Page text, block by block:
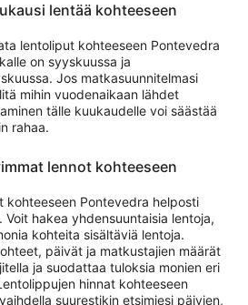
lentää kohteeseen
lentoliput kohteeseen Pontevedra
on syyskuussa ja
Jos matkasuunnitelmasi
mihin vuodenaikaan lähdet
tälle kuukaudelle voi säästää
rahaa.
lennot kohteeseen
Pontevedra helposti
Voit hakea yhdensuuntaisia lentoja,
kohteita sisältäviä lentoja.
päivät ja matkustajien määrät
ja suodattaa tuloksia monien eri
hinnat kohteeseen
suurestikin etsimiesi päivien,